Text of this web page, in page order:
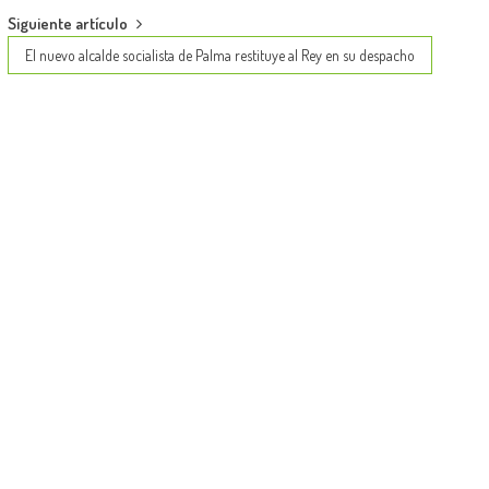
Siguiente artículo
El nuevo alcalde socialista de Palma restituye al Rey en su despacho